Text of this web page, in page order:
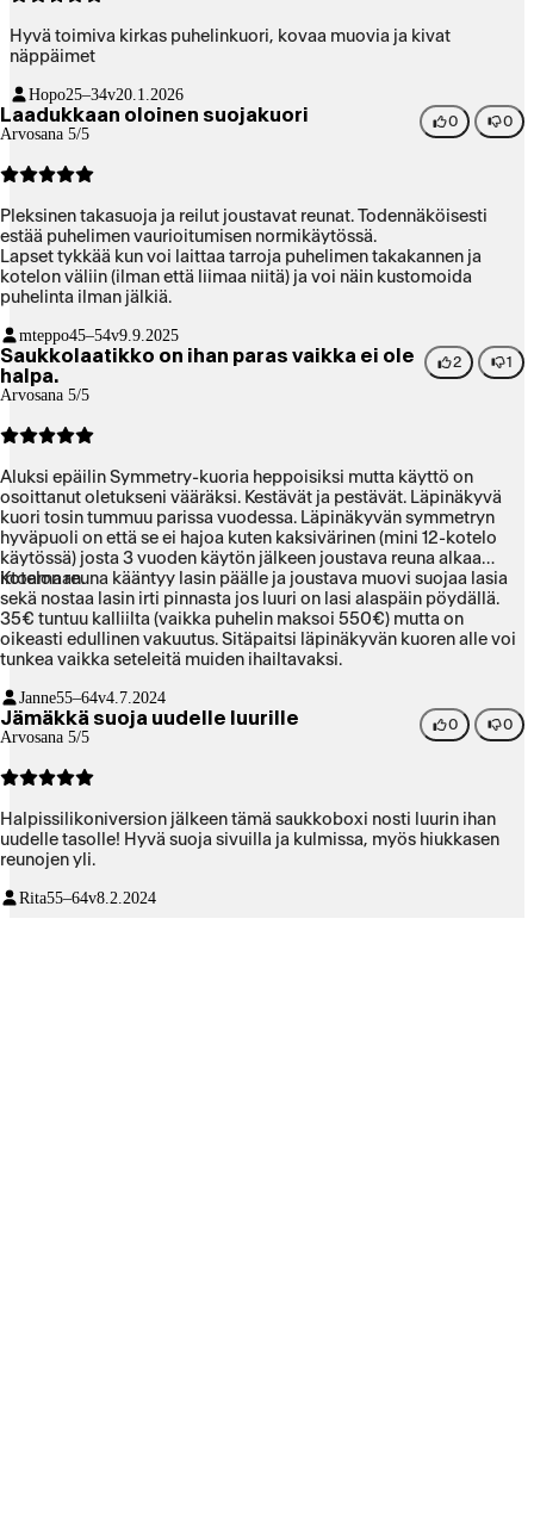
Hyvä toimiva kirkas puhelinkuori, kovaa muovia ja kivat
näppäimet
Hopo25–34v20.1.2026
Laadukkaan oloinen suojakuori
Arvosana 5/5
0 0
Pleksinen takasuoja ja reilut joustavat reunat. Todennäköisesti
estää puhelimen vaurioitumisen normikäytössä.
Lapset tykkää kun voi laittaa tarroja puhelimen takakannen ja
kotelon väliin (ilman että liimaa niitä) ja voi näin kustomoida
puhelinta ilman jälkiä.
mteppo45–54v9.9.2025
Saukkolaatikko on ihan paras vaikka ei ole
halpa.
Arvosana 5/5
2 1
Aluksi epäilin Symmetry-kuoria heppoisiksi mutta käyttö on
osoittanut oletukseni vääräksi. Kestävät ja pestävät. Läpinäkyvä
kuori tosin tummuu parissa vuodessa. Läpinäkyvän symmetryn
hyväpuoli on että se ei hajoa kuten kaksivärinen (mini 12-kotelo
käytössä) josta 3 vuoden käytön jälkeen joustava reuna alkaa
irtoamaan.
Kotelon reuna kääntyy lasin päälle ja joustava muovi suojaa lasia
sekä nostaa lasin irti pinnasta jos luuri on lasi alaspäin pöydällä.
35€ tuntuu kalliilta (vaikka puhelin maksoi 550€) mutta on
oikeasti edullinen vakuutus. Sitäpaitsi läpinäkyvän kuoren alle voi
tunkea vaikka seteleitä muiden ihailtavaksi.
Janne55–64v4.7.2024
Jämäkkä suoja uudelle luurille
Arvosana 5/5
0 0
Halpissilikoniversion jälkeen tämä saukkoboxi nosti luurin ihan
uudelle tasolle! Hyvä suoja sivuilla ja kulmissa, myös hiukkasen
reunojen yli.
Rita55–64v8.2.2024